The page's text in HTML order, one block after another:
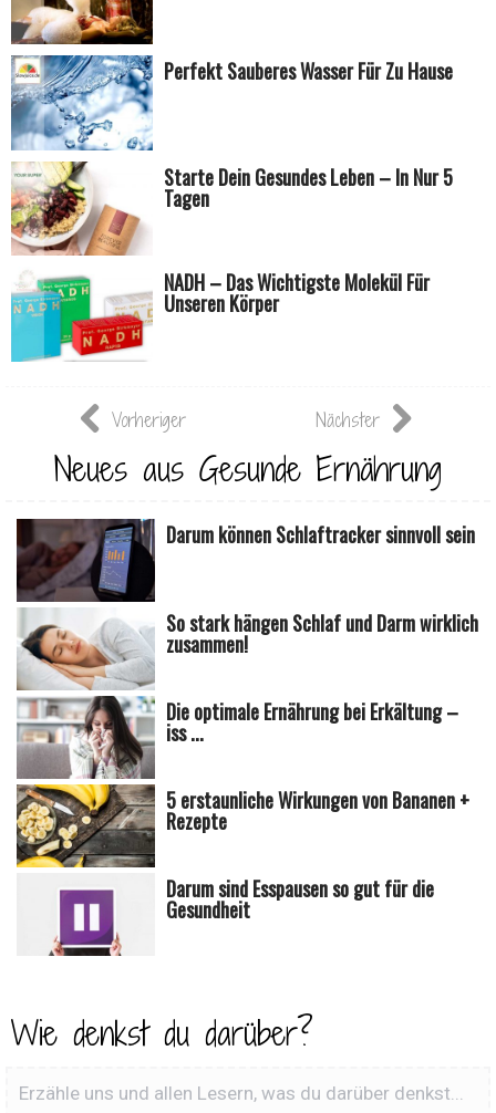
Perfekt Sauberes Wasser Für Zu Hause
Starte Dein Gesundes Leben – In Nur 5
Tagen
NADH – Das Wichtigste Molekül Für
Unseren Körper
Vorheriger Nächster
Neues aus Gesunde Ernährung
Darum können Schlaftracker sinnvoll sein
So stark hängen Schlaf und Darm wirklich
zusammen!
Die optimale Ernährung bei Erkältung –
iss ...
5 erstaunliche Wirkungen von Bananen +
Rezepte
Darum sind Esspausen so gut für die
Gesundheit
Wie denkst du darüber?